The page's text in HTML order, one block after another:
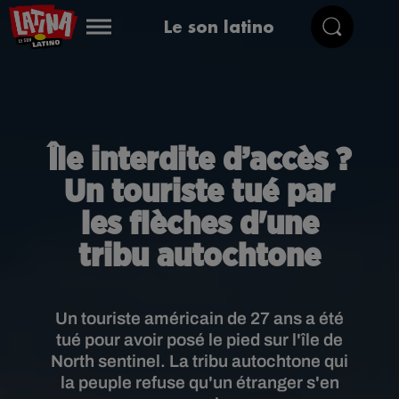
Le son latino
Île interdite d’accès ?
Un touriste tué par
les flèches d'une
tribu autochtone
Un touriste américain de 27 ans a été
tué pour avoir posé le pied sur l'île de
North sentinel. La tribu autochtone qui
la peuple refuse qu'un étranger s'en